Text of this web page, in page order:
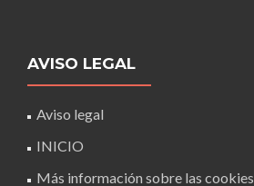
AVISO LEGAL
Aviso legal
INICIO
Más información sobre las cookies